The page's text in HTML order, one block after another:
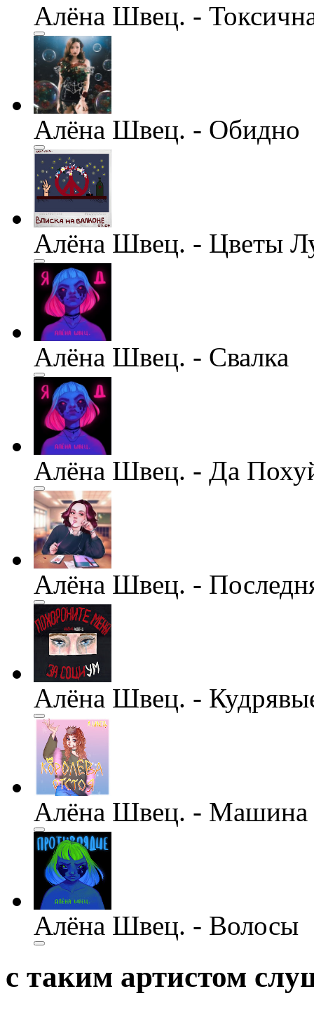
Алёна Швец. -
Алёна Швец. - Обидно
Алёна Швец. - Цветы
Алёна Швец. - Свалка
Алёна Швец. - Да
Алёна Швец. -
Алёна Швец. -
Алёна Швец. - Машина
Алёна Швец. - Волосы
с таким артистом